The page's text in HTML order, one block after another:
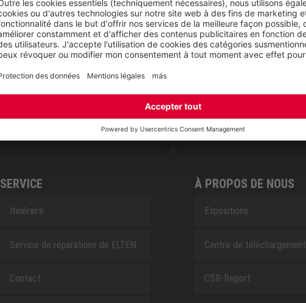
NOVA
RETRO
SAFEGUARD
SERVICE
Itinéraire
Service de réparations de ELTEN
Contact
À PROPOS DE NOUS
Expositions
Centre de téléchargement
CSR-Report